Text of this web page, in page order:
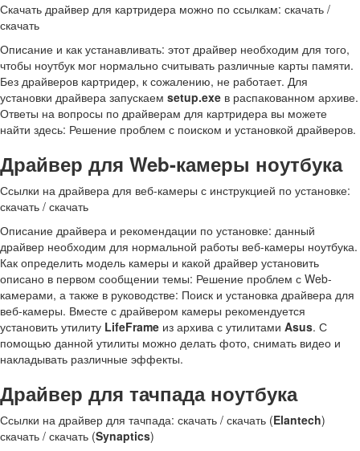
Скачать драйвер для картридера можно по ссылкам: скачать /
скачать
Описание и как устанавливать: этот драйвер необходим для того,
чтобы ноутбук мог нормально считывать различные карты памяти.
Без драйверов картридер, к сожалению, не работает. Для
установки драйвера запускаем setup.exe в распакованном архиве.
Ответы на вопросы по драйверам для картридера вы можете
найти здесь: Решение проблем с поиском и установкой драйверов.
Драйвер для Web-камеры ноутбука
Ссылки на драйвера для веб-камеры с инструкцией по установке:
скачать / скачать
Описание драйвера и рекомендации по установке: данный
драйвер необходим для нормальной работы веб-камеры ноутбука.
Как определить модель камеры и какой драйвер установить
описано в первом сообщении темы: Решение проблем с Web-
камерами, а также в руководстве: Поиск и установка драйвера для
веб-камеры. Вместе с драйвером камеры рекомендуется
установить утилиту LifeFrame из архива с утилитами Asus. С
помощью данной утилиты можно делать фото, снимать видео и
накладывать различные эффекты.
Драйвер для тачпада ноутбука
Ссылки на драйвер для тачпада: скачать / скачать (Elantech)
скачать / скачать (Synaptics)